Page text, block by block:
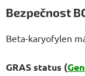
Bezpečnost
Beta-karyofylen
GRAS status (